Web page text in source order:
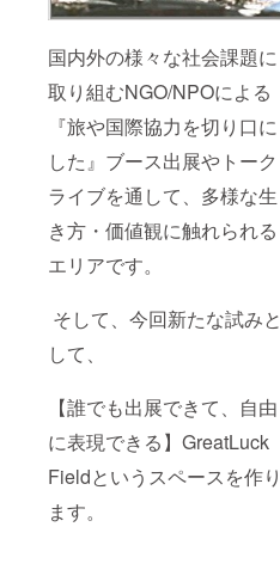
国内外の様々な社会課題に
取り組むNGO/NPOによる
『旅や国際協力を切り口に
した』ブース出展やトーク
ライブを通して、多様な生
き方・価値観に触れられる
エリアです。
そして、今回新たな試みと
して、
【誰でも出展できて、自由
に表現できる】GreatLuck
Fieldというスペースを作り
ます。